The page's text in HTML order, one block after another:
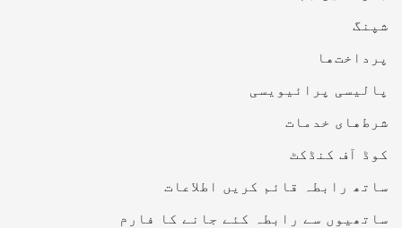
شپنگ
پرداخت‌ها
پالیسی پرائیویسی
شرط‌های خدمات
کوڈ آف کنڈکٹ
ساتھ رابطہ قائم کریں اطلاعات
ساتھیوں سے رابطہ کئے جانے کا فارم